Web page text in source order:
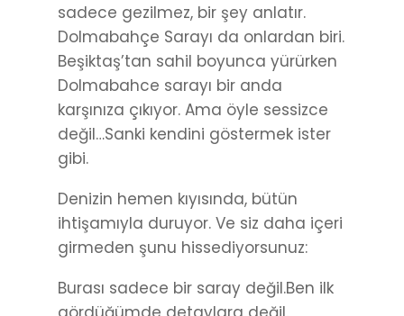
sadece gezilmez, bir şey anlatır.
Dolmabahçe Sarayı da onlardan biri.
Beşiktaş’tan sahil boyunca yürürken
Dolmabahce sarayı bir anda
karşınıza çıkıyor. Ama öyle sessizce
değil…Sanki kendini göstermek ister
gibi.
Denizin hemen kıyısında, bütün
ihtişamıyla duruyor. Ve siz daha içeri
girmeden şunu hissediyorsunuz:
Burası sadece bir saray değil.Ben ilk